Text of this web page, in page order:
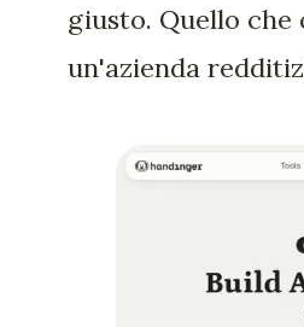
giusto. Quello
un'azienda